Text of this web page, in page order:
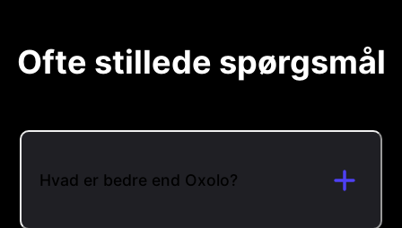
Ofte stillede spørgsmål
Hvad er bedre end Oxolo?